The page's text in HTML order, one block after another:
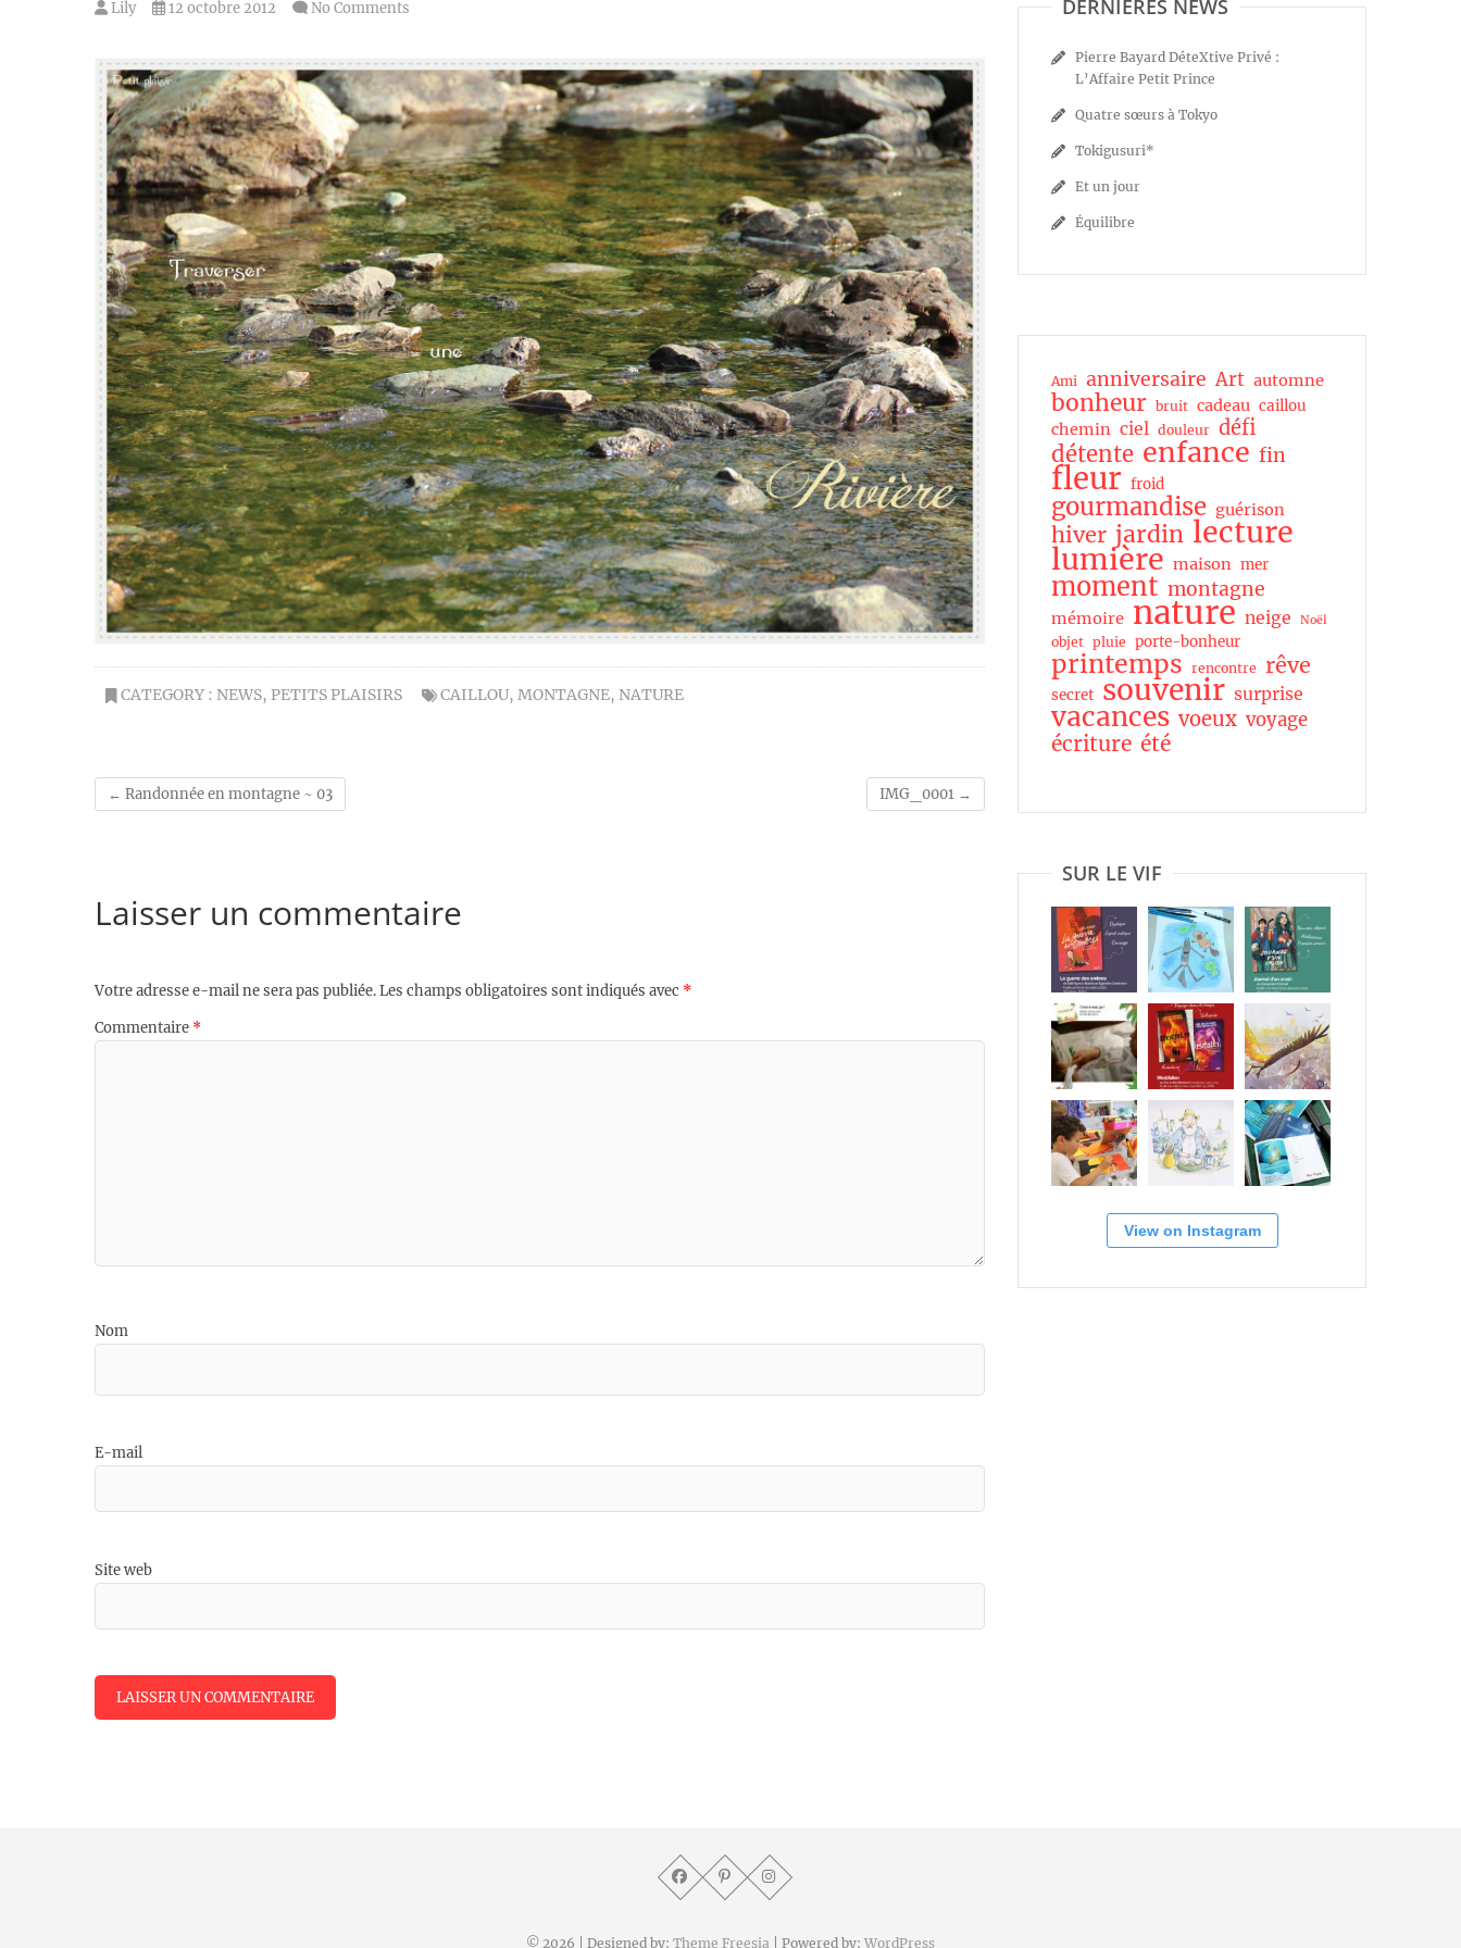
Lily 12 octobre 2012 No Comments
CATEGORY : NEWS, PETITS PLAISIRS CAILLOU, MONTAGNE, NATURE
← Randonnée en montagne ~ 03 IMG_0001 →
Laisser un commentaire
Votre adresse e-mail ne sera pas publiée.Les champs obligatoires sont indiqués avec *
Commentaire *
Nom
E-mail
Site web
DERNIÈRES NEWS
Pierre Bayard DéteXtive Privé :
L’Affaire Petit Prince
Quatre sœurs à Tokyo
Tokigusuri*
Et un jour
Équilibre
Ami anniversaire Art automne
bonheur bruit cadeau caillou
chemin ciel douleur défi
détente enfance fin
fleur froid
gourmandise guérison
hiver jardin lecture
lumière maison mer
moment montagne
mémoire nature neige Noël
objet pluie porte-bonheur
printemps rencontre rêve
secret souvenir surprise
vacances voeux voyage
écriture été
SUR LE VIF
View on Instagram
© 2026 | Designed by: Theme Freesia | Powered by: WordPress